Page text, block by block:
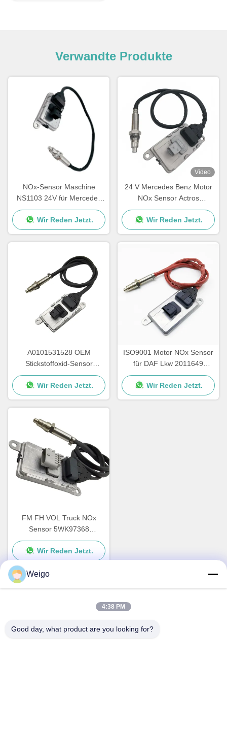
Verwandte Produkte
NOx-Sensor Maschine
NS1103 24V für Mercedes
Benz Truck 5WK97329A
Wir Reden Jetzt.
Video
24 V Mercedes Benz Motor
NOx Sensor Actros
5WK97331A A0101531628
Wir Reden Jetzt.
A0101531528 OEM
Stickstoffoxid-Sensor
NS1110 Mercedes Actros
NOx-Sensor 5WK97330A
Wir Reden Jetzt.
ISO9001 Motor NOx Sensor
für DAF Lkw 2011649
1793379 5WK96628B
1697586
Wir Reden Jetzt.
FM FH VOL Truck NOx
Sensor 5WK97368
22827991 24V 12 Monate
Garantie
Wir Reden Jetzt.
Adresse
Weigo
4:38 PM
Good day, what product are you looking for?